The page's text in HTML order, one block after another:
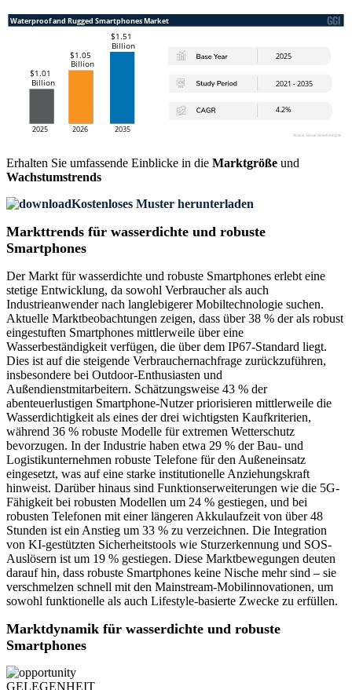
Erhalten Sie umfassende Einblicke in die Marktgröße und
Wachstumstrends
Kostenloses Muster herunterladen
Markttrends für wasserdichte und robuste
Smartphones
Der Markt für wasserdichte und robuste Smartphones erlebt eine
stetige Entwicklung, da sowohl Verbraucher als auch
Industrieanwender nach langlebigerer Mobiltechnologie suchen.
Aktuelle Marktbeobachtungen zeigen, dass über 38 % der als robust
eingestuften Smartphones mittlerweile über eine
Wasserbeständigkeit verfügen, die über dem IP67-Standard liegt.
Dies ist auf die steigende Verbrauchernachfrage zurückzuführen,
insbesondere bei Outdoor-Enthusiasten und
Außendienstmitarbeitern. Schätzungsweise 43 % der
abenteuerlustigen Smartphone-Nutzer priorisieren mittlerweile die
Wasserdichtigkeit als eines der drei wichtigsten Kaufkriterien,
während 36 % robuste Modelle für extremen Wetterschutz
bevorzugen. In der Industrie haben etwa 29 % der Bau- und
Logistikunternehmen robuste Telefone für den Außeneinsatz
eingesetzt, was auf eine starke institutionelle Anziehungskraft
hinweist. Darüber hinaus sind Funktionserweiterungen wie die 5G-
Fähigkeit bei robusten Modellen um 24 % gestiegen, und bei
robusten Telefonen mit einer längeren Akkulaufzeit von über 48
Stunden ist ein Anstieg um 33 % zu verzeichnen. Die Integration
von KI-gestützten Sicherheitstools wie Sturzerkennung und SOS-
Auslösern ist um 19 % gestiegen. Diese Marktbewegungen deuten
darauf hin, dass robuste Smartphones keine Nische mehr sind – sie
verschmelzen schnell mit den Mainstream-Mobilinnovationen, um
sowohl funktionelle als auch Lifestyle-basierte Zwecke zu erfüllen.
Marktdynamik für wasserdichte und robuste
Smartphones
GELEGENHEIT